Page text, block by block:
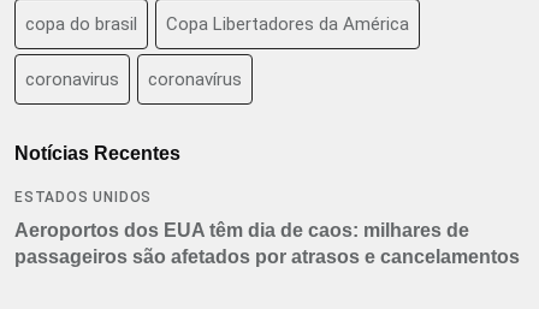
copa do brasil Copa Libertadores da América
coronavirus coronavírus
Notícias Recentes
ESTADOS UNIDOS
Aeroportos dos EUA têm dia de caos: milhares de
passageiros são afetados por atrasos e cancelamentos